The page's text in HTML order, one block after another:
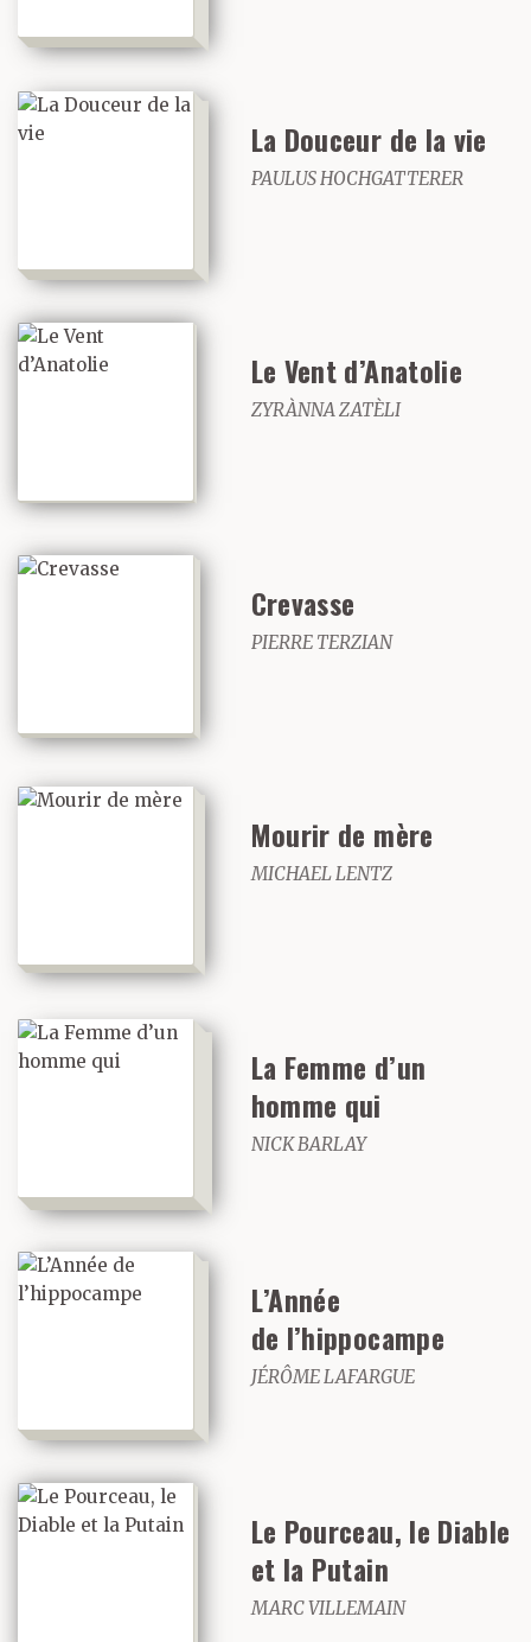
La Douceur de la vie
PAULUS HOCHGATTERER
Le Vent d’Anatolie
ZYRÀNNA ZATÈLI
Crevasse
PIERRE TERZIAN
Mourir de mère
MICHAEL LENTZ
La Femme d’un
homme qui
NICK BARLAY
L’Année
de l’hippocampe
JÉRÔME LAFARGUE
Le Pourceau, le Diable
et la Putain
MARC VILLEMAIN